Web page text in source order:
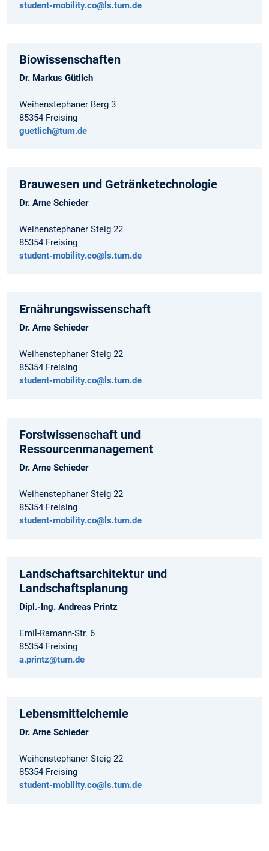
student-mobility.co@ls.tum.de
Biowissenschaften
Dr. Markus Gütlich
Weihenstephaner Berg 3
85354 Freising
guetlich@tum.de
Brauwesen und Getränketechnologie
Dr. Arne Schieder
Weihenstephaner Steig 22
85354 Freising
student-mobility.co@ls.tum.de
Ernährungswissenschaft
Dr. Arne Schieder
Weihenstephaner Steig 22
85354 Freising
student-mobility.co@ls.tum.de
Forstwissenschaft und
Ressourcenmanagement
Dr. Arne Schieder
Weihenstephaner Steig 22
85354 Freising
student-mobility.co@ls.tum.de
Landschaftsarchitektur und
Landschaftsplanung
Dipl.-Ing. Andreas Printz
Emil-Ramann-Str. 6
85354 Freising
a.printz@tum.de
Lebensmittelchemie
Dr. Arne Schieder
Weihenstephaner Steig 22
85354 Freising
student-mobility.co@ls.tum.de